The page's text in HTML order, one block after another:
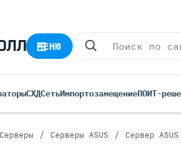
МЕНЮ
СХДСетьИмпортозамещениеПОИТ-
Серверы / Серверы ASUS / Сервер